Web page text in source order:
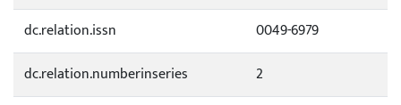
dc.relation.issn
0049-6979
dc.relation.numberinseries
2